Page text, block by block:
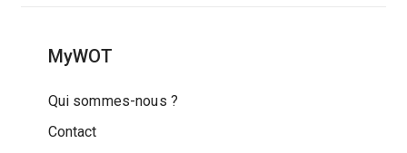
MyWOT
Qui sommes-nous ?
Contact